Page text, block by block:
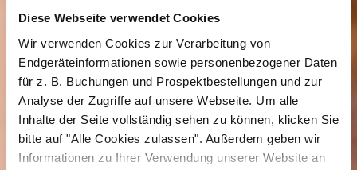
Diese Webseite verwendet Cookies
Wir verwenden Cookies zur Verarbeitung von
Endgeräteinformationen sowie personenbezogener Daten
für z. B. Buchungen und Prospektbestellungen und zur
Analyse der Zugriffe auf unsere Webseite. Um alle
Inhalte der Seite vollständig sehen zu können, klicken Sie
bitte auf "Alle Cookies zulassen". Außerdem geben wir
Informationen zu Ihrer Verwendung unserer Website an